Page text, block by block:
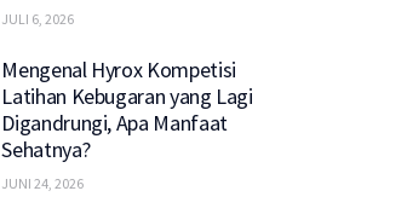
JULI 6, 2026
Mengenal Hyrox Kompetisi
Latihan Kebugaran yang Lagi
Digandrungi, Apa Manfaat
Sehatnya?
JUNI 24, 2026